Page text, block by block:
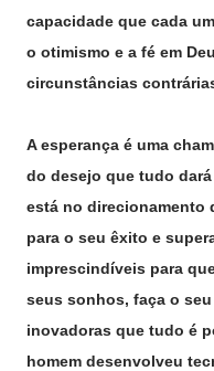
capacidade que cada
o otimismo e a fé em
circunstâncias
A esperança é uma
do desejo que tudo
está no direcionamento
para o seu êxito e
imprescindíveis para
seus sonhos, faça o
inovadoras que tudo é
homem desenvolveu